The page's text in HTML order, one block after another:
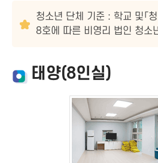
청소년 단체 기준 : 학교 및「
8호에 따른 비영리 법인 청소
태양(8인실)